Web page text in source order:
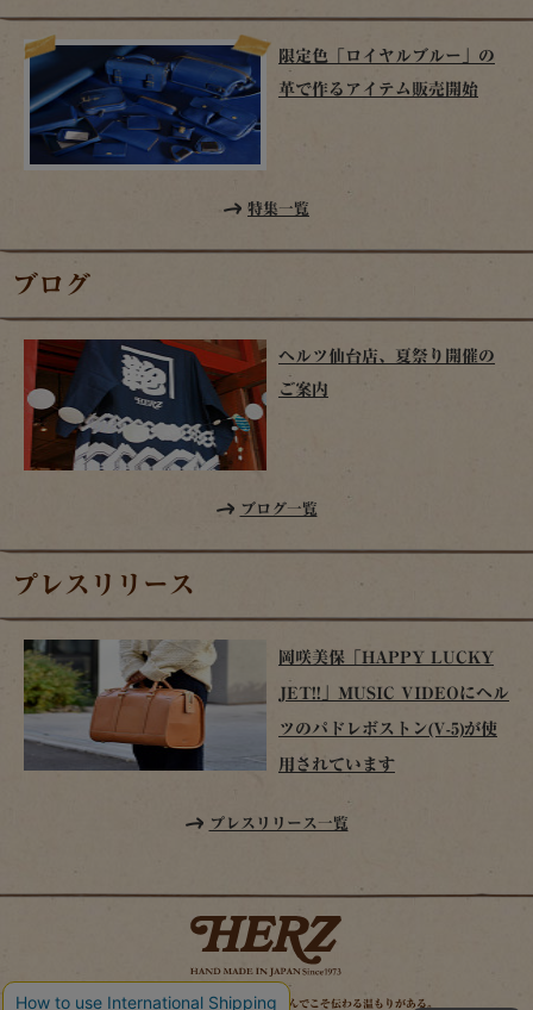
限定色「ロイヤルブルー」の
革で作るアイテム販売開始
特集一覧
ブログ
ヘルツ仙台店、夏祭り開催の
ご案内
ブログ一覧
プレスリリース
岡咲美保「HAPPY LUCKY
JET!!」MUSIC VIDEOにヘル
ツのパドレボストン(V-5)が使
用されています
プレスリリース一覧
時を経てこそ解る味わいがある。使い込んでこそ伝わる温もりがある。